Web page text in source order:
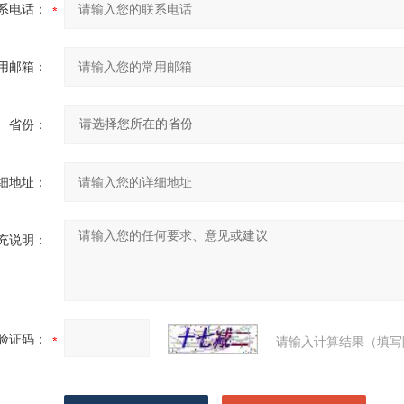
电话：
邮箱：
省份：
地址：
说明：
证码： 请输入计算结果（填